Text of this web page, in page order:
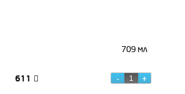
709 мл
611